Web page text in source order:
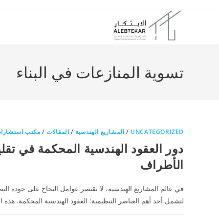
تسوية المنازعات في البناء
UNCATEGORIZED
/ المشاريع الهندسية / المقالات/ مكتب
دور العقود الهندسية المحكمة في
الأطراف
في عالم المشاريع الهندسية، لا تقتصر عوامل النجاح على جودة
لتشمل أحد أهم العناصر التنظيمية: العقود الهندسية المحكمة. هذه